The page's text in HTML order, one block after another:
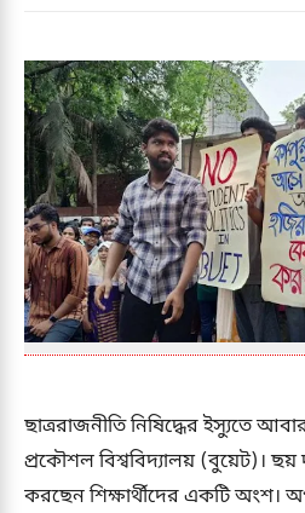
ছাত্ররাজনীতি নিষিদ্ধের ইস্যুতে
প্রকৌশল বিশ্ববিদ্যালয় (বুয়েট)।
করছেন শিক্ষার্থীদের একটি অংশ।